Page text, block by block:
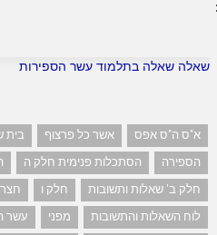
שאלה שאלה בתלמוד עשר הספירות
א"ס ה"ס אפס אשר כל פרצוף בית
הספירה
הסתכלות פנימית חלק ה
חלק ב' שאלות ותשובות
חלק ו חצר
לוח השאלות והתשובות
מפני
עשר